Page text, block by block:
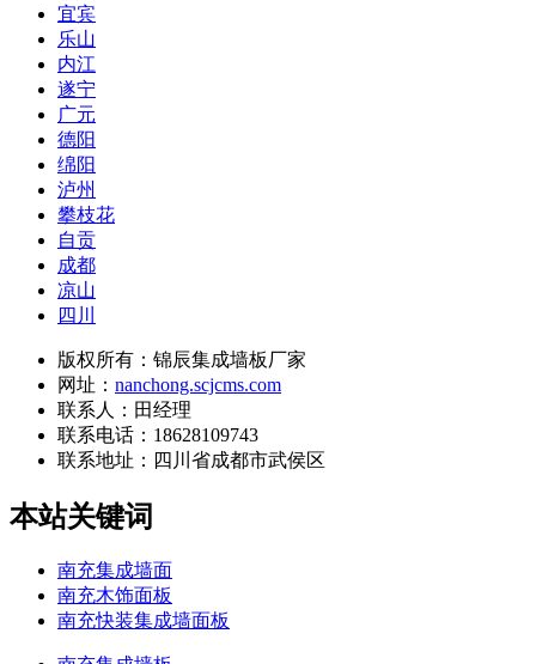
宜宾
乐山
内江
遂宁
广元
德阳
绵阳
泸州
攀枝花
自贡
成都
凉山
四川
版权所有：锦辰集成墙板厂家
网址： nanchong.scjcms.com
联系人：田经理
联系电话：18628109743
联系地址： 四川省成都市武侯区
本站关键词
南充集成墙面
南充木饰面板
南充快装集成墙面板